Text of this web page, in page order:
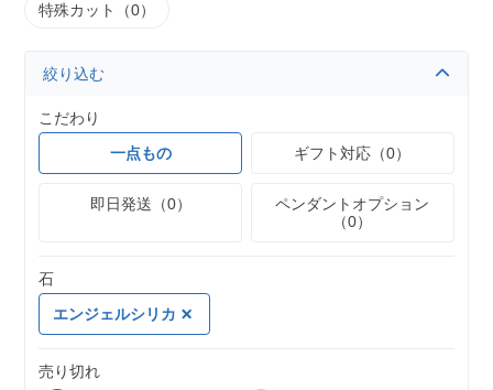
特殊カット（0）
絞り込む
こだわり
一点もの
ギフト対応（0）
即日発送（0）
ペンダントオプション
（0）
石
エンジェルシリカ
売り切れ